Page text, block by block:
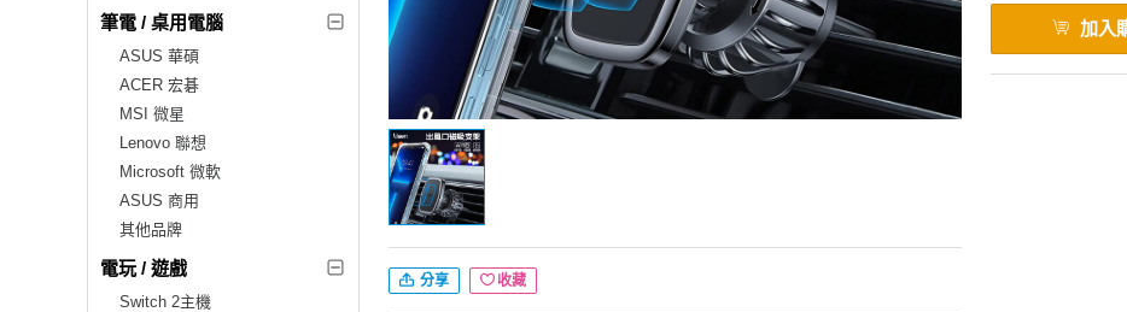
筆電 / 桌用電腦
ASUS 華碩
ACER 宏碁
MSI 微星
Lenovo 聯想
Microsoft 微軟
ASUS 商用
其他品牌
電玩 / 遊戲
Switch 2主機
分享 收藏
加入